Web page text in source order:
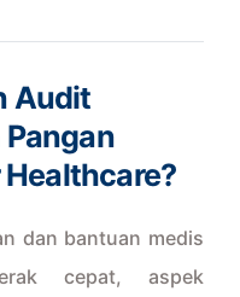
Audit
dan bantuan medis
cepat, aspek